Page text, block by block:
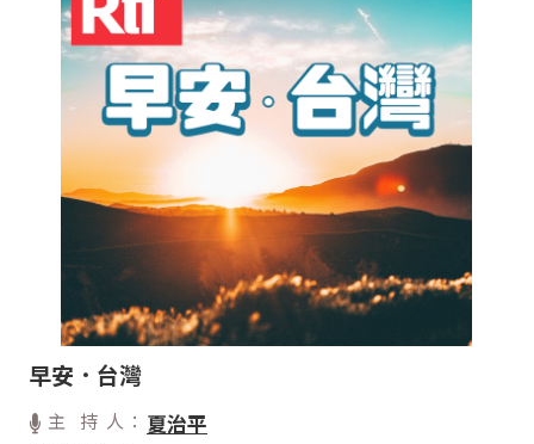
早安．台灣
主 持 人： 夏治平